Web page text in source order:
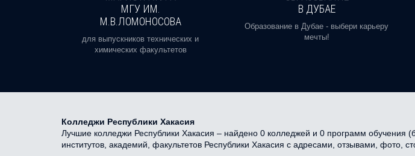
МГУ ИМ.
М.В.ЛОМОНОСОВА
для выпускников технических и
химических факультетов
В ДУБАЕ
Образование в Дубае - выбери карьеру
мечты!
Колледжи Республики Хакасия
Лучшие колледжи Республики Хакасия – найдено 0 колледжей и 0 программ обучения
институтов, академий, факультетов Республики Хакасия с адресами, отзывами, фото,